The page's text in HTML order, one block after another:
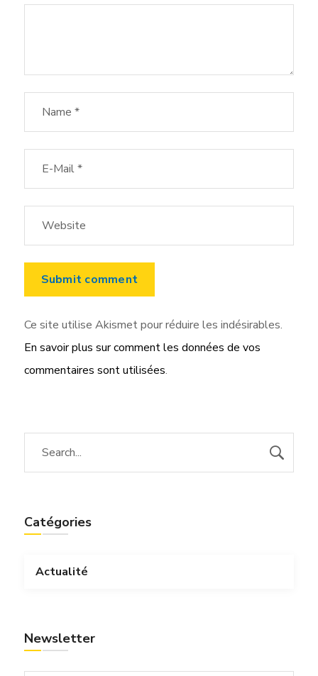
Ce site utilise Akismet pour réduire les indésirables.
En savoir plus sur comment les données de vos
commentaires sont utilisées.
Catégories
Actualité
Newsletter